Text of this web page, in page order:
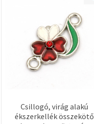
Csillogó, virág alakú
ékszerkellék összekötő